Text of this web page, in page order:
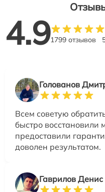
4.91799 отзывов
Голованов
Всем советую
быстро восстановили
предоставили
доволен результатом.
Гаврилов Денис